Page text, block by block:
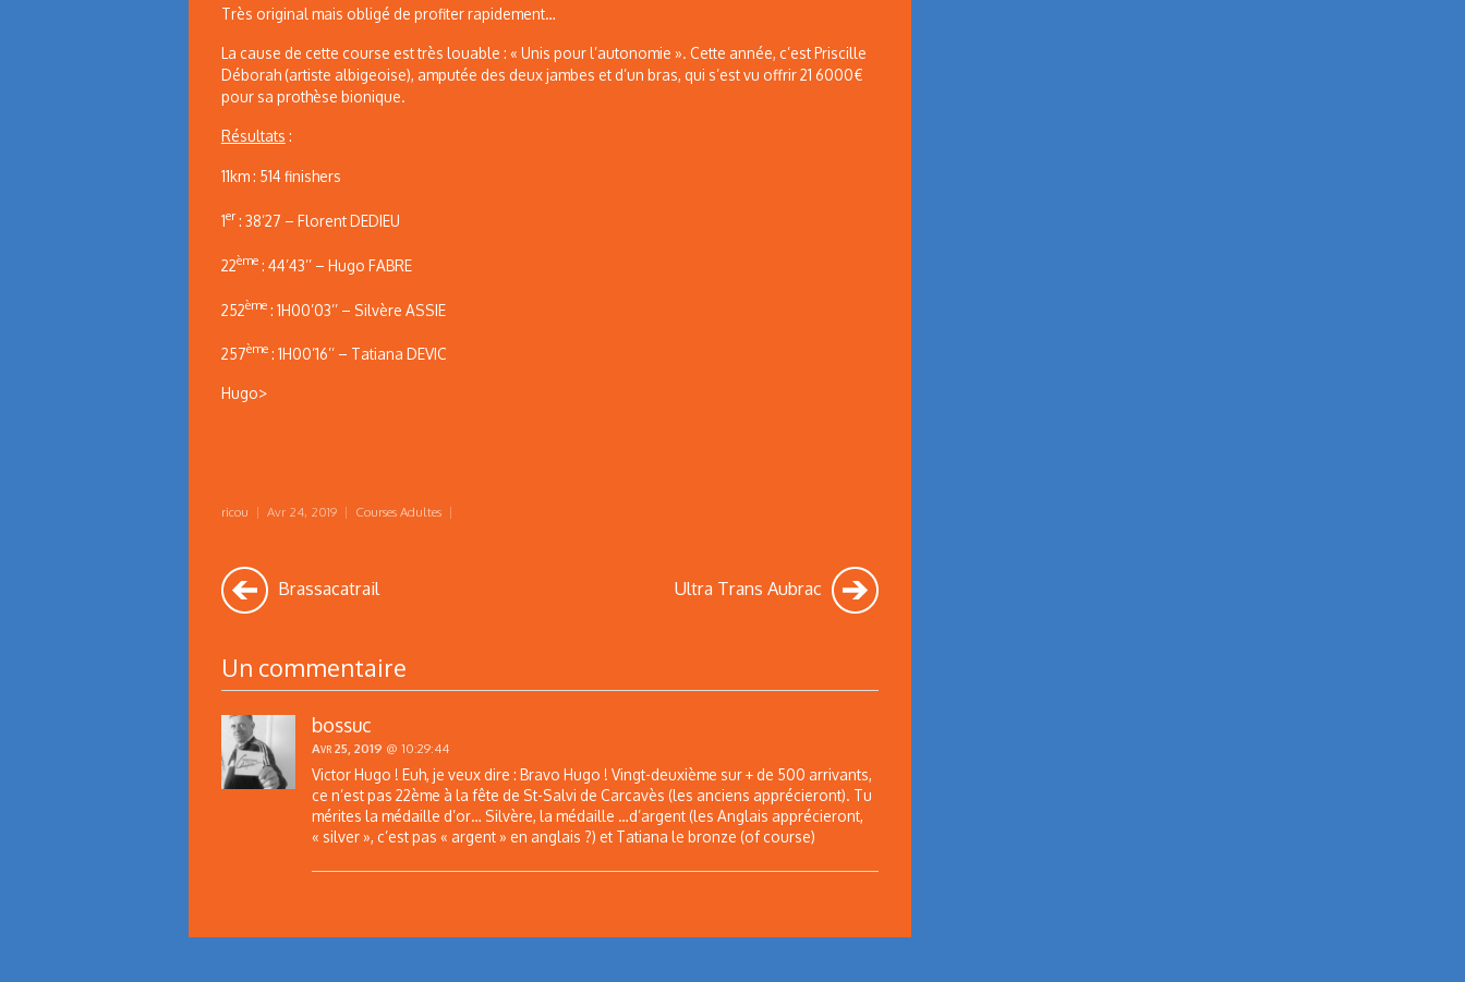
Très original mais obligé de profiter rapidement…
La cause de cette course est très louable : « Unis pour l’autonomie ». Cette année, c’est Priscille
Déborah (artiste albigeoise), amputée des deux jambes et d’un bras, qui s’est vu offrir 21 6000€
pour sa prothèse bionique.
Résultats :
11km : 514 finishers
1er: 38’27 – Florent DEDIEU
22ème: 44’43’’ – Hugo FABRE
252ème: 1H00’03’’ – Silvère ASSIE
257ème: 1H00’16’’ – Tatiana DEVIC
Hugo>
ricou | Avr 24, 2019 | Courses Adultes |
Brassacatrail Ultra Trans Aubrac
Un commentaire
bossuc
Avr 25, 2019 @ 10:29:44
Victor Hugo ! Euh, je veux dire : Bravo Hugo ! Vingt-deuxième sur + de 500 arrivants,
ce n’est pas 22ème à la fête de St-Salvi de Carcavès (les anciens apprécieront). Tu
mérites la médaille d’or… Silvère, la médaille …d’argent (les Anglais apprécieront,
« silver », c’est pas « argent » en anglais ?) et Tatiana le bronze (of course)